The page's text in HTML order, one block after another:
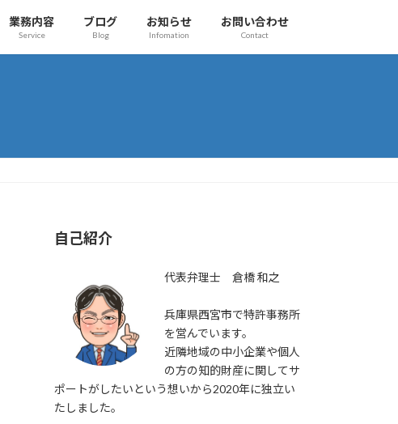
業務内容
Service
ブログ
Blog
お知らせ
Infomation
お問い合わせ
Contact
自己紹介
代表弁理士 倉橋 和之
兵庫県西宮市で特許事務所
を営んでいます。
近隣地域の中小企業や個人
の方の知的財産に関してサ
ポートがしたいという想いから2020年に独立い
たしました。